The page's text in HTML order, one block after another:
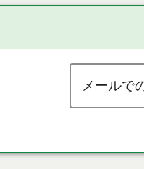
メールで